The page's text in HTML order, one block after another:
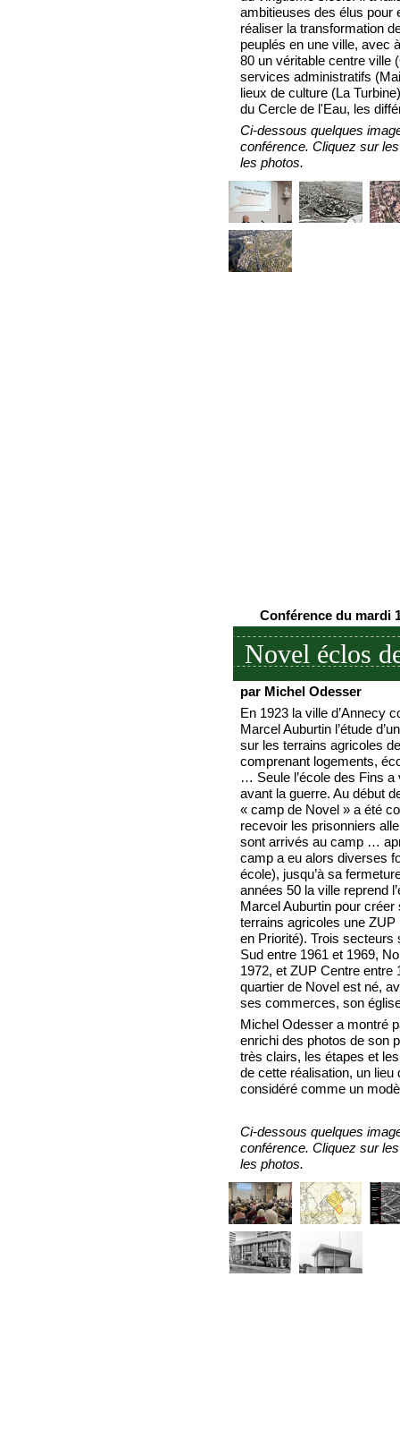
ambitieuses des élus pour
réaliser la transformation
peuplés en une ville, avec
80 un véritable centre ville
services administratifs
lieux de culture (La
du Cercle de l'Eau, les
Ci-dessous quelques
conférence. Cliquez sur
les photos.
Conférence du mardi
Novel éclos
par Michel Odesser
En 1923 la ville d’Annecy
Marcel Auburtin l’étude
sur les terrains agricoles
comprenant logements,
… Seule l’école des Fins a
avant la guerre. Au début
« camp de Novel » a été
recevoir les prisonniers
sont arrivés au camp …
camp a eu alors diverses
école), jusqu’à sa
années 50 la ville reprend
Marcel Auburtin pour
terrains agricoles une
en Priorité). Trois secteurs
Sud entre 1961 et 1969,
1972, et ZUP Centre entre
quartier de Novel est né,
ses commerces, son
Michel Odesser a montré
enrichi des photos de son
très clairs, les étapes et
de cette réalisation, un lieu
considéré comme un
Ci-dessous quelques
conférence. Cliquez sur
les photos.